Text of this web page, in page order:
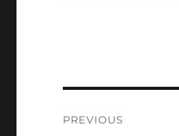
PREVIOUS